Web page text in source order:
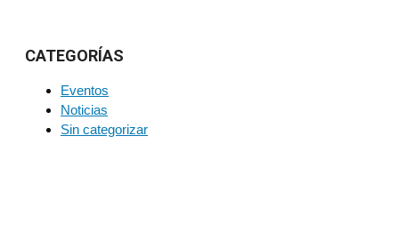
CATEGORÍAS
Eventos
Noticias
Sin categorizar